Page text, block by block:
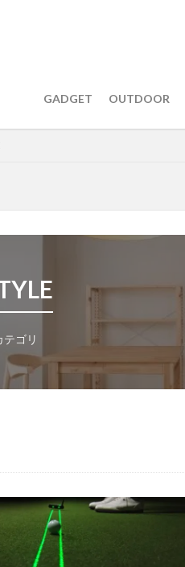
GADGET OUTDOOR
ゴリ